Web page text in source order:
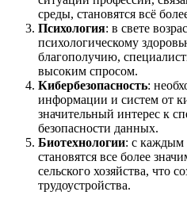
среды, становятся всё
Психология: в свете
психологическому
благополучию,
высоким спросом.
Кибербезопасность:
информации и систем от
значительный интерес к
безопасности данных.
Биотехнологии: с каждым
становятся все более
сельского хозяйства, что
трудоустройства.